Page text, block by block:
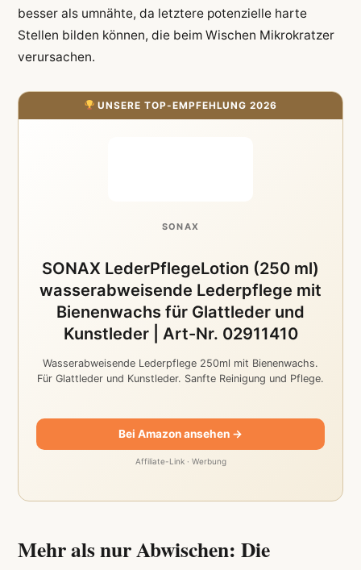
besser als umnähte, da letztere potenzielle harte
Stellen bilden können, die beim Wischen Mikrokratzer
verursachen.
UNSERE TOP-EMPFEHLUNG 2026
SONAX
SONAX LederPflegeLotion (250 ml)
wasserabweisende Lederpflege mit
Bienenwachs für Glattleder und
Kunstleder | Art-Nr. 02911410
Wasserabweisende Lederpflege 250ml mit Bienenwachs.
Für Glattleder und Kunstleder. Sanfte Reinigung und Pflege.
Bei Amazon ansehen →
Affiliate-Link · Werbung
Mehr als nur Abwischen: Die